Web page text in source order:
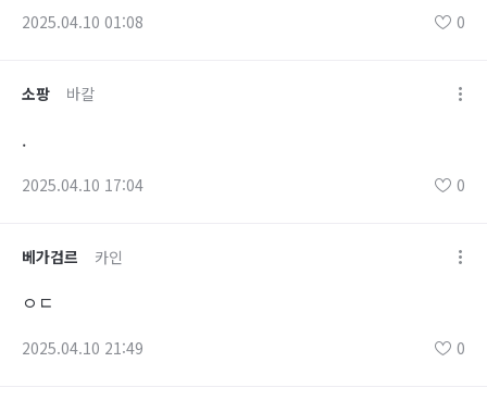
2025.04.10 01:08 0
소팡 바칼
.
2025.04.10 17:04 0
베가검르 카인
ㅇㄷ
2025.04.10 21:49 0